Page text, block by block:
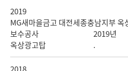
2019
MG새마을금고 대전세종충남지부 옥
보수공사
2019년
옥상광고탑
.